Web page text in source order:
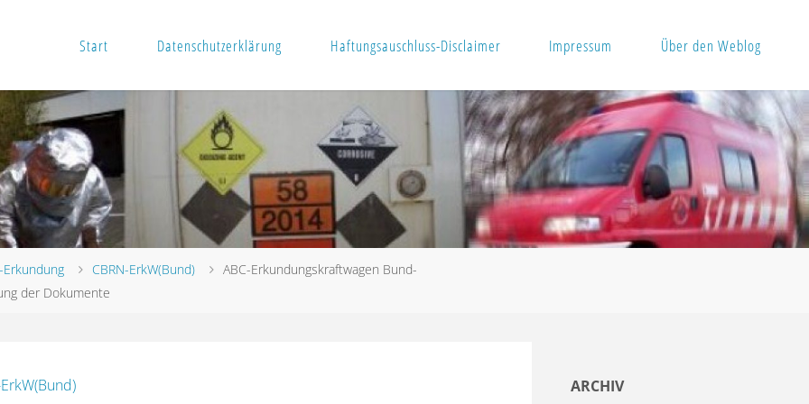
Start Datenschutzerklärung Haftungsauschluss-Disclaimer Impressum Über den Weblog
Erkundung CBRN-ErkW(Bund)
ABC-Erkundungskraftwagen Bund-
der Dokumente
ARCHIV